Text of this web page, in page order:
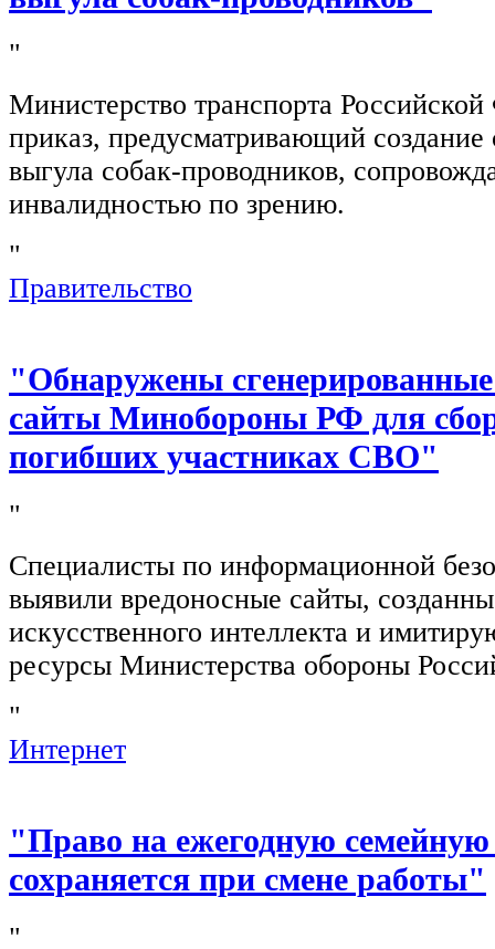
"
Министерство транспорта
приказ, предусматривающий создание
выгула собак-проводников,
инвалидностью по зрению.
"
Правительство
"Обнаружены
сайты Минобороны РФ для
погибших участниках СВО"
"
Специалисты по информационной
выявили вредоносные сайты,
искусственного интеллекта и
ресурсы Министерства обороны
"
Интернет
"Право на ежегодную
сохраняется при смене работы"
"